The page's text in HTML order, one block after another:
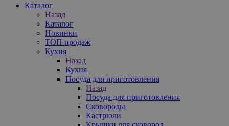
Каталог
Назад
Каталог
Новинки
ТОП продаж
Кухня
Назад
Кухня
Посуда для приготовления
Назад
Посуда для приготовления
Сковороды
Кастрюли